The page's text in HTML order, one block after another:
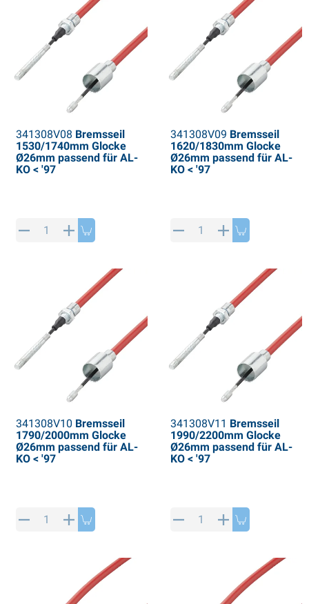
341308V08 Bremsseil
1530/1740mm Glocke
Ø26mm passend für AL-
KO < '97
341308V09 Bremsseil
1620/1830mm Glocke
Ø26mm passend für AL-
KO < '97
341308V10 Bremsseil
1790/2000mm Glocke
Ø26mm passend für AL-
KO < '97
341308V11 Bremsseil
1990/2200mm Glocke
Ø26mm passend für AL-
KO < '97